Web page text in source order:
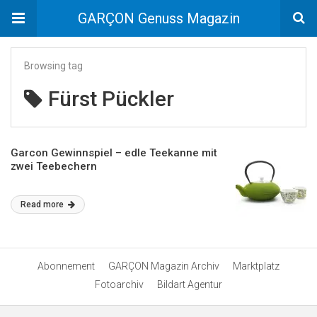
GARÇON Genuss Magazin
Browsing tag
Fürst Pückler
Garcon Gewinnspiel – edle Teekanne mit
zwei Teebechern
Read more
Abonnement GARÇON Magazin Archiv
Marktplatz
Fotoarchiv
Bildart Agentur